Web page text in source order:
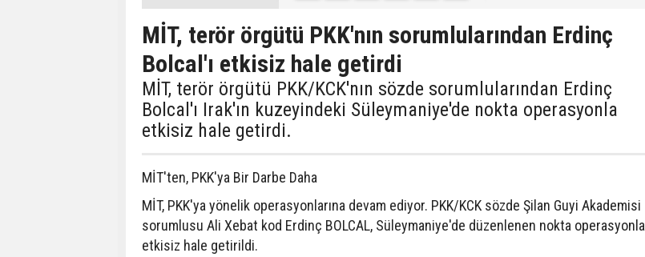
MİT, terör örgütü PKK'nın sorumlularından Erdinç
Bolcal'ı etkisiz hale getirdi
MİT, terör örgütü PKK/KCK'nın sözde sorumlularından Erdinç
Bolcal'ı Irak'ın kuzeyindeki Süleymaniye'de nokta operasyonla
etkisiz hale getirdi.
MİT'ten, PKK'ya Bir Darbe Daha
MİT, PKK'ya yönelik operasyonlarına devam ediyor. PKK/KCK sözde Şilan Guyi Akademisi
sorumlusu Ali Xebat kod Erdinç BOLCAL, Süleymaniye'de düzenlenen nokta operasyonla
etkisiz hale getirildi.